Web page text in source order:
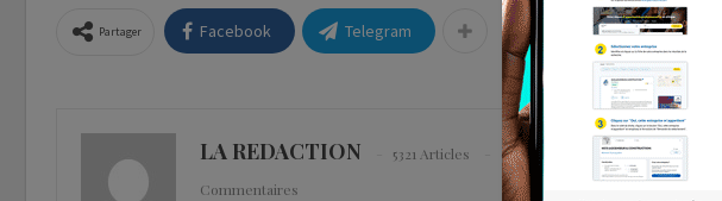
Partager Facebook Telegram
LA REDACTION 5321 Articles
0
Commentaires